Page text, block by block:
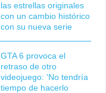
las estrellas originales
con un cambio histórico
con su nueva serie
GTA 6 provoca el
retraso de otro
videojuego: 'No tendría
tiempo de hacerlo